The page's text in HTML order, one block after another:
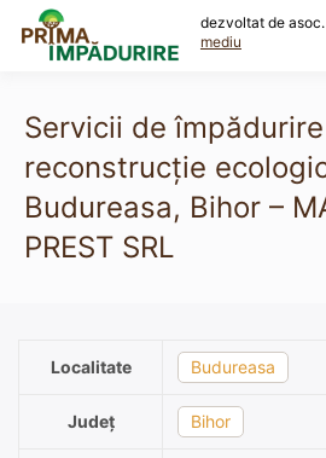
content
dezvoltat de asoc.
mediu
Servicii de
reconstrucție
Budureasa, Bihor –
PREST SRL
Localitate Budureasa
Județ Bihor